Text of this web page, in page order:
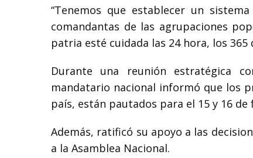
“Tenemos que establecer un
comandantas de las agrupaciones
patria esté cuidada las 24 hora, los
Durante una reunión estratégica
mandatario nacional informó que los
país, están pautados para el 15 y 16 de
Además, ratificó su apoyo a las
a la Asamblea Nacional.